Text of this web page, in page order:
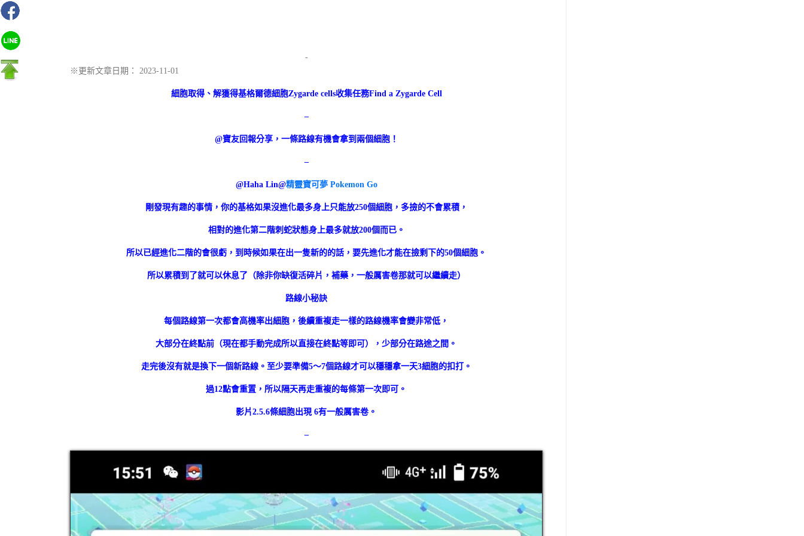
-
※更新文章日期： 2023-11-01
細胞取得、解獲得基格爾德細胞Zygardecells收集任務Find a Zygarde Cell
–
@寶友回報分享，一條路線有機會拿到兩個細胞！
–
@Haha Lin@精靈寶可夢 Pokemon Go
剛發現有趣的事情，你的基格如果沒進化最多身上只能放250個細胞，多撿的不會累積，
相對的進化第二階刺蛇狀態身上最多就放200個而已。
所以已經進化二階的會很虧，到時候如果在出一隻新的的話，要先進化才能在撿剩下的50個細胞。
所以累積到了就可以休息了（除非你缺復活碎片，補藥，一般厲害卷那就可以繼續走）
路線小秘訣
每個路線第一次都會高機率出細胞，後續重複走一樣的路線機率會變非常低，
大部分在終點前（現在都手動完成所以直接在終點等即可），少部分在路途之間。
走完後沒有就是換下一個新路線。至少要準備5～7個路線才可以穩穩拿一天3細胞的扣打。
過12點會重置，所以隔天再走重複的每條第一次即可。
影片2.5.6條細胞出現 6有一般厲害卷。
–